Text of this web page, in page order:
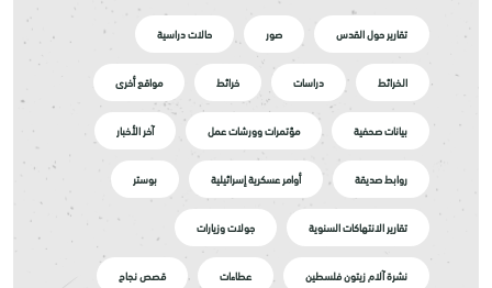
تقارير حول القدس صور حالات دراسية
الخرائط دراسات خرائط مواقع أخرى
بيانات صحفية مؤتمرات وورشات عمل آخر الأخبار
روابط صديقة أوامر عسكرية إسرائيلية بوستر
تقارير الانتهاكات السنوية جولات وزيارات
نشرة آلام زيتون فلسطين عطاءات قصص نجاح